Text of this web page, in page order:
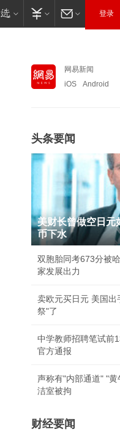
登录
网易新闻
iOS
Android
头条要闻
美财长曾做空日元
币下水
双胞胎同考673分被
家发展出力
卖欧元买日元 美国
祭"了
中学教师招聘笔试前
官方通报
声称有"内部通道" "
洁室被拘
财经要闻